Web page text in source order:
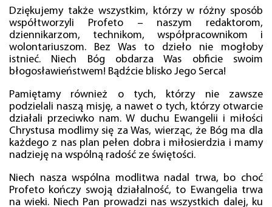
Dziękujemy także wszystkim, którzy w różny sposób
współtworzyli Profeto – naszym redaktorom,
dziennikarzom, technikom, współpracownikom i
wolontariuszom. Bez Was to dzieło nie mogłoby
istnieć. Niech Bóg obdarza Was obficie swoim
błogosławieństwem! Bądźcie blisko Jego Serca!
Pamiętamy również o tych, którzy nie zawsze
podzielali naszą misję, a nawet o tych, którzy otwarcie
działali przeciwko nam. W duchu Ewangelii i miłości
Chrystusa modlimy się za Was, wierząc, że Bóg ma dla
każdego z nas plan pełen dobra i miłosierdzia i mamy
nadzieję na wspólną radość ze świętości.
Niech nasza wspólna modlitwa nadal trwa, bo choć
Profeto kończy swoją działalność, to Ewangelia trwa
na wieki. Niech Pan prowadzi nas wszystkich dalej, ku